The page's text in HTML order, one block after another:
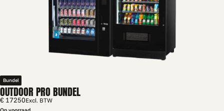
Bundel
OUTDOOR PRO BUNDEL
€ 17250Excl. BTW